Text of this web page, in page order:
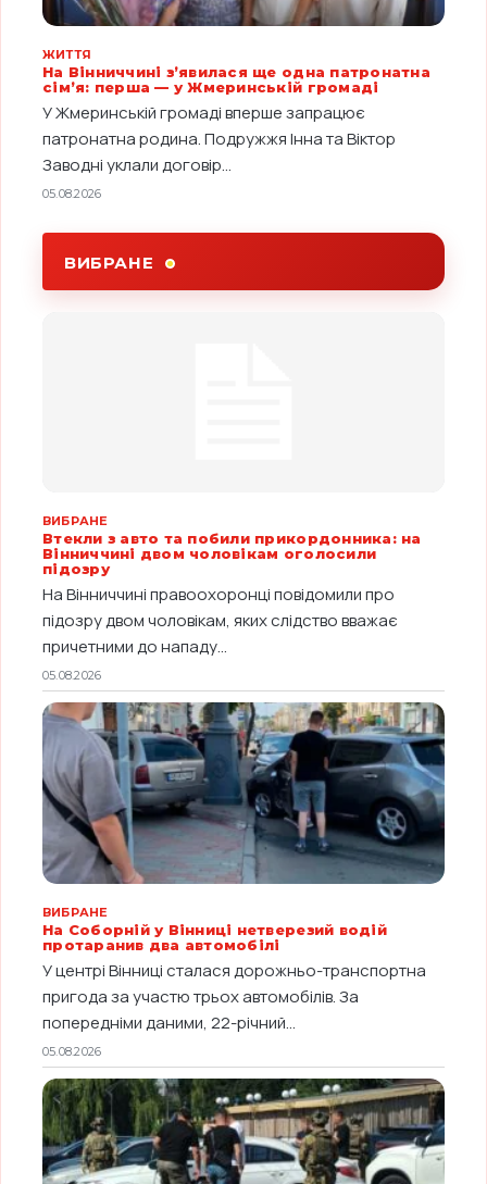
ЖИТТЯ
На Вінниччині з’явилася ще одна патронатна
сім’я: перша — у Жмеринській громаді
У Жмеринській громаді вперше запрацює
патронатна родина. Подружжя Інна та Віктор
Заводні уклали договір...
05.08.2026
ВИБРАНЕ
ВИБРАНЕ
Втекли з авто та побили прикордонника: на
Вінниччині двом чоловікам оголосили
підозру
На Вінниччині правоохоронці повідомили про
підозру двом чоловікам, яких слідство вважає
причетними до нападу...
05.08.2026
ВИБРАНЕ
На Соборній у Вінниці нетверезий водій
протаранив два автомобілі
У центрі Вінниці сталася дорожньо-транспортна
пригода за участю трьох автомобілів. За
попередніми даними, 22-річний...
05.08.2026